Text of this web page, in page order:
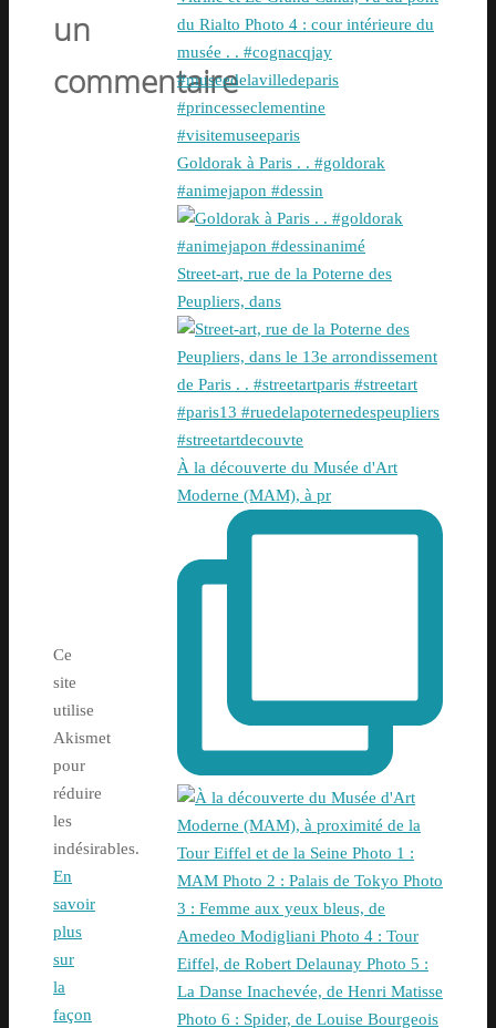
un
commentaire
Ce
site
utilise
Akismet
pour
réduire
les
indésirables.
En
savoir
plus
sur
la
façon
Goldorak à Paris . . #goldorak
#animejapon #dessin
Street-art, rue de la Poterne des
Peupliers, dans
À la découverte du Musée d'Art
Moderne (MAM), à pr